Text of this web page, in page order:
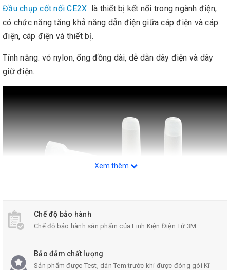
Đầu chụp cốt nối CE2X là thiết bị kết nối trong ngành điện,
có chức năng tăng khả năng dẫn điện giữa cáp điện và cáp
điện, cáp điện và thiết bị.
Tính năng: vỏ nylon, ống đồng dài, dễ dẫn dây điện và dây
giữ điện.
Xem thêm
Chế độ bảo hành
Chế độ bảo hành sản phẩm của Linh Kiện Điện Tử 3M
Bảo đảm chất lượng
Sản phẩm được Test, dán Tem trước khi được đóng gói Kĩ